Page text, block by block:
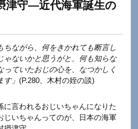
津守―近代海軍誕生の
ちながら、何をきかれても断言し
ゃないかと思うがと、何も知らな
っていたおじの心を、なつかしく
」 (P.280、木村の姪の談)
に言われるおじいちゃんになりた
じいちゃんってのが、日本の海軍